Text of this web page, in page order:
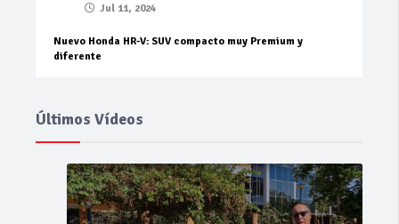
Jul 11, 2024
Nuevo Honda HR-V: SUV compacto muy Premium y
diferente
Últimos Vídeos